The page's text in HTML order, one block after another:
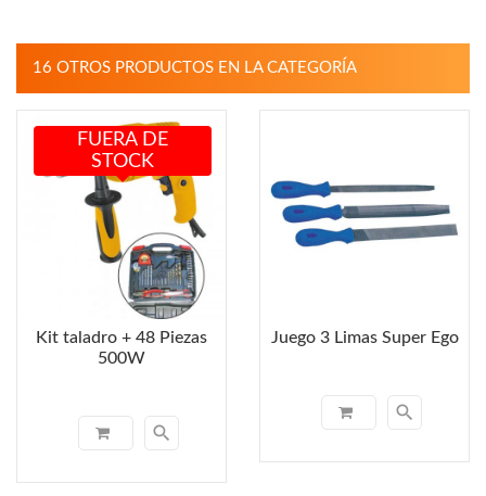
16 OTROS PRODUCTOS EN LA CATEGORÍA
Kit taladro + 48 Piezas
500W
search
FUERA DE
STOCK
Juego 3 Limas Super Ego
search